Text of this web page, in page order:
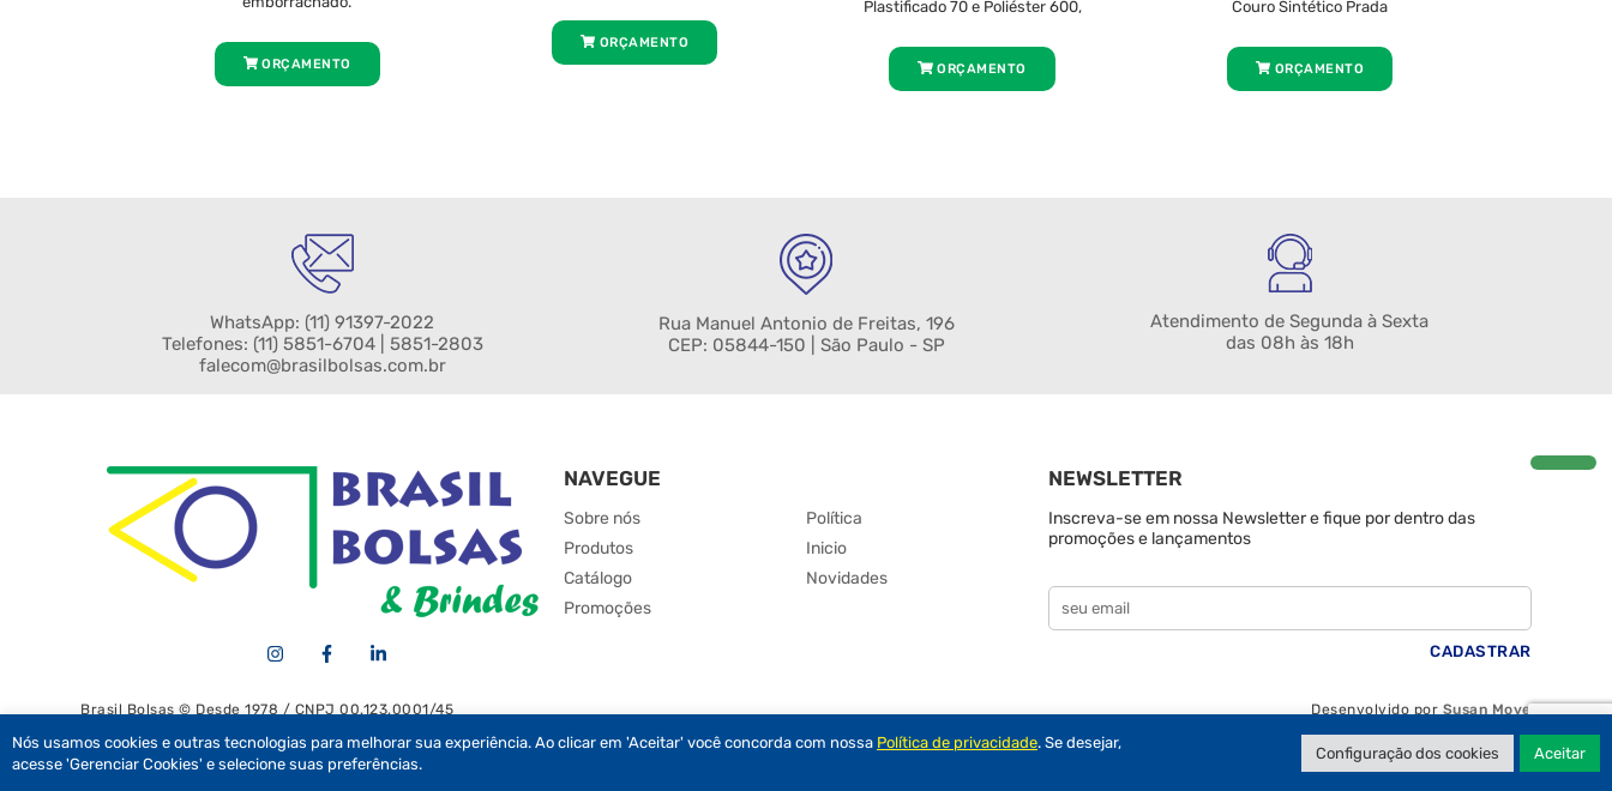
ORÇAMENTO
ORÇAMENTO
Plastificado 70 e Poliéster 600,
ORÇAMENTO
Couro Sintético Prada
ORÇAMENTO
WhatsApp: (11) 91397-2022
Telefones: (11) 5851-6704| 5851-2803
falecom@brasilbolsas.com.br
Rua Manuel Antonio de Freitas, 196
CEP: 05844-150 | São Paulo - SP
Atendimento de Segunda à Sexta
das 08h às 18h
NAVEGUE
Sobre nós
Política
Produtos
Inicio
Catálogo
Novidades
Promoções
NEWSLETTER
Inscreva-se em nossa Newsletter e fique por dentro das
promoções e lançamentos
Brasil Bolsas © Desde 1978 / CNPJ 00.123.0001/45 Desenvolvido por Susan Move
Recolher/Expandir Links Úteis
Nós usamos cookies e outras tecnologias para melhorar sua experiência. Ao clicar em 'Aceitar' você concorda com nossa Política de privacidade. Se desejar,
acesse 'Gerenciar Cookies' e selecione suas preferências.
Configuração dos cookies Aceitar